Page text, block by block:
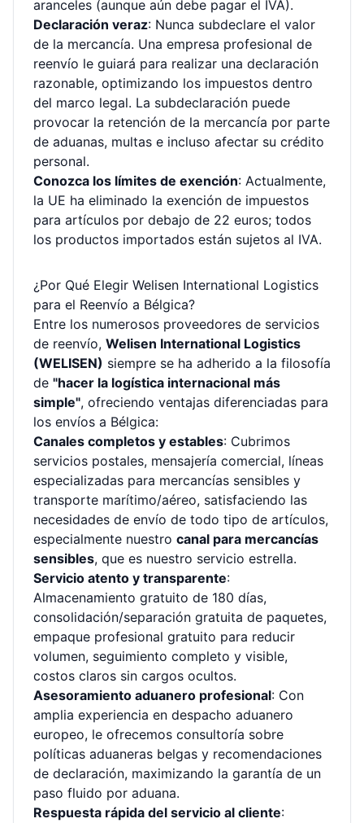
aranceles (aunque aún debe pagar el IVA).
Declaración veraz: Nunca subdeclare el valor
de la mercancía. Una empresa profesional de
reenvío le guiará para realizar una declaración
razonable, optimizando los impuestos dentro
del marco legal. La subdeclaración puede
provocar la retención de la mercancía por parte
de aduanas, multas e incluso afectar su crédito
personal.
Conozca los límites de exención: Actualmente,
la UE ha eliminado la exención de impuestos
para artículos por debajo de 22 euros; todos
los productos importados están sujetos al IVA.
¿Por Qué Elegir Welisen International Logistics
para el Reenvío a Bélgica?
Entre los numerosos proveedores de servicios
de reenvío, Welisen International Logistics
(WELISEN) siempre se ha adherido a la filosofía
de "hacer la logística internacional más
simple", ofreciendo ventajas diferenciadas para
los envíos a Bélgica:
Canales completos y estables: Cubrimos
servicios postales, mensajería comercial, líneas
especializadas para mercancías sensibles y
transporte marítimo/aéreo, satisfaciendo las
necesidades de envío de todo tipo de artículos,
especialmente nuestro canal para mercancías
sensibles, que es nuestro servicio estrella.
Servicio atento y transparente:
Almacenamiento gratuito de 180 días,
consolidación/separación gratuita de paquetes,
empaque profesional gratuito para reducir
volumen, seguimiento completo y visible,
costos claros sin cargos ocultos.
Asesoramiento aduanero profesional: Con
amplia experiencia en despacho aduanero
europeo, le ofrecemos consultoría sobre
políticas aduaneras belgas y recomendaciones
de declaración, maximizando la garantía de un
paso fluido por aduana.
Respuesta rápida del servicio al cliente: